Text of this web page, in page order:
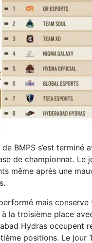
BMPS s’est
de championnat. Le
même après une
mais
la troisième place
Hydras occupent
positions. Le jour